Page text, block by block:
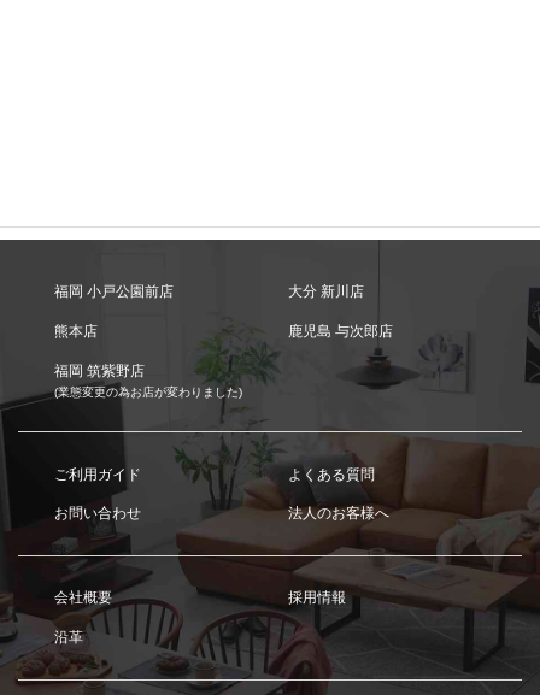
福岡 小戸公園前店 大分 新川店
熊本店 鹿児島 与次郎店
福岡 筑紫野店
(業態変更の為お店が変わりました)
ご利用ガイド よくある質問
お問い合わせ 法人のお客様へ
会社概要 採用情報
沿革